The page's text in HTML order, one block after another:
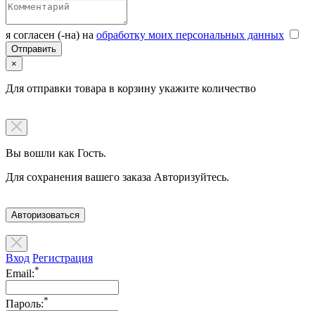
я согласен (-на) на обработку моих персональных данных
×
Для отправки товара в корзину укажите количество
Вы вошли как Гость.
Для сохранения вашего заказа Авторизуйтесь.
Авторизоваться
Вход Регистрация
Email:*
Пароль:*